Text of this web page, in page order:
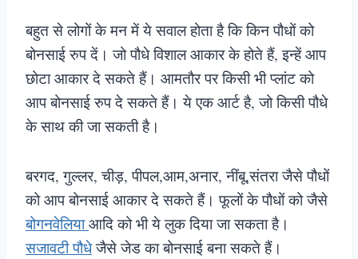
बहुत से लोगों के मन में ये सवाल होता है कि किन पौधों को
बोनसाई रुप दें। जो पौधे विशाल आकार के होते हैं, इन्हें आप
छोटा आकार दे सकते हैं। आमतौर पर किसी भी प्लांट को
आप बोनसाई रुप दे सकते हैं। ये एक आर्ट है, जो किसी पौधे
के साथ की जा सकती है।
बरगद, गुल्लर, चीड़, पीपल,आम,अनार, नींबू,संतरा जैसे पौधों
को आप बोनसाई आकार दे सकते हैं। फूलों के पौधों को जैसे
बोगनवेलियाआदि को भी ये लुक दिया जा सकता है।
सजावटी पौधेजैसे जेड का बोनसाई बना सकते हैं।